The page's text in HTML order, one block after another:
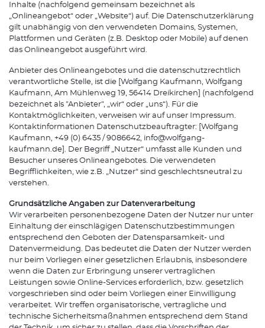
Inhalte (nachfolgend gemeinsam bezeichnet als
„Onlineangebot“ oder „Website“) auf. Die Datenschutzerklärung
gilt unabhängig von den verwendeten Domains, Systemen,
Plattformen und Geräten (z.B. Desktop oder Mobile) auf denen
das Onlineangebot ausgeführt wird.
Anbieter des Onlineangebotes und die datenschutzrechtlich
verantwortliche Stelle, ist die [Wolfgang Kaufmann, Wolfgang
Kaufmann, Am Mühlenweg 19, 56414 Dreikirchen] (nachfolgend
bezeichnet als "Anbieter", „wir“ oder „uns“). Für die
Kontaktmöglichkeiten, verweisen wir auf unser Impressum.
Kontaktinformationen Datenschutzbeauftragter: [Wolfgang
Kaufmann, +49 (0) 6435 / 9086642, info@wolfgang-
kaufmann.de]. Der Begriff „Nutzer“ umfasst alle Kunden und
Besucher unseres Onlineangebotes. Die verwendeten
Begrifflichkeiten, wie z.B. „Nutzer“ sind geschlechtsneutral zu
verstehen.
Grundsätzliche Angaben zur Datenverarbeitung
Wir verarbeiten personenbezogene Daten der Nutzer nur unter
Einhaltung der einschlägigen Datenschutzbestimmungen
entsprechend den Geboten der Datensparsamkeit- und
Datenvermeidung. Das bedeutet die Daten der Nutzer werden
nur beim Vorliegen einer gesetzlichen Erlaubnis, insbesondere
wenn die Daten zur Erbringung unserer vertraglichen
Leistungen sowie Online-Services erforderlich, bzw. gesetzlich
vorgeschrieben sind oder beim Vorliegen einer Einwilligung
verarbeitet. Wir treffen organisatorische, vertragliche und
technische Sicherheitsmaßnahmen entsprechend dem Stand